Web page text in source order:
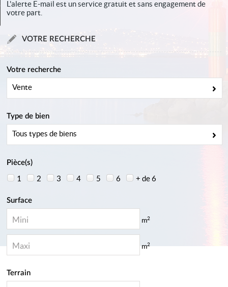
Contact
L'alerte E-mail est un service gratuit et sans engagement de
votre part.
VOTRE RECHERCHE
Votre recherche
Vente
Type de bien
Tous types de biens
Pièce(s)
1 2 3 4 5 6 + de 6
Surface
m2
m2
Terrain